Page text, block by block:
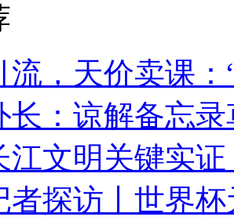
流，天价卖课
长：谅解备忘
江文明关键实
者探访丨世界